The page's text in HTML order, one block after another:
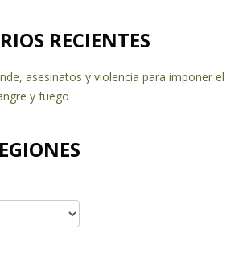
RECIENTES
asesinatos y violencia para imponer el
y fuego